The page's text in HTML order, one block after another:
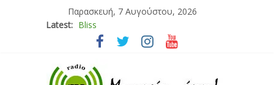
Παρασκευή, 7 Αυγούστου, 2026
Latest: Bliss
Μάνος Τρυπιάς & Γιώργος Στρατάκης
Ιορδάνης Αγαπητός
Μαριάννα Μασάδη
Τάνια Μπρεάζου